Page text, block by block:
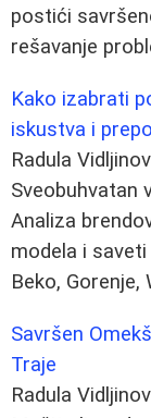
postići
rešavanje
Kako izabrati
iskustva i
Radula
Sveobuhvatan
Analiza
modela i
Beko, Gorenje,
Savršen
Traje
Radula